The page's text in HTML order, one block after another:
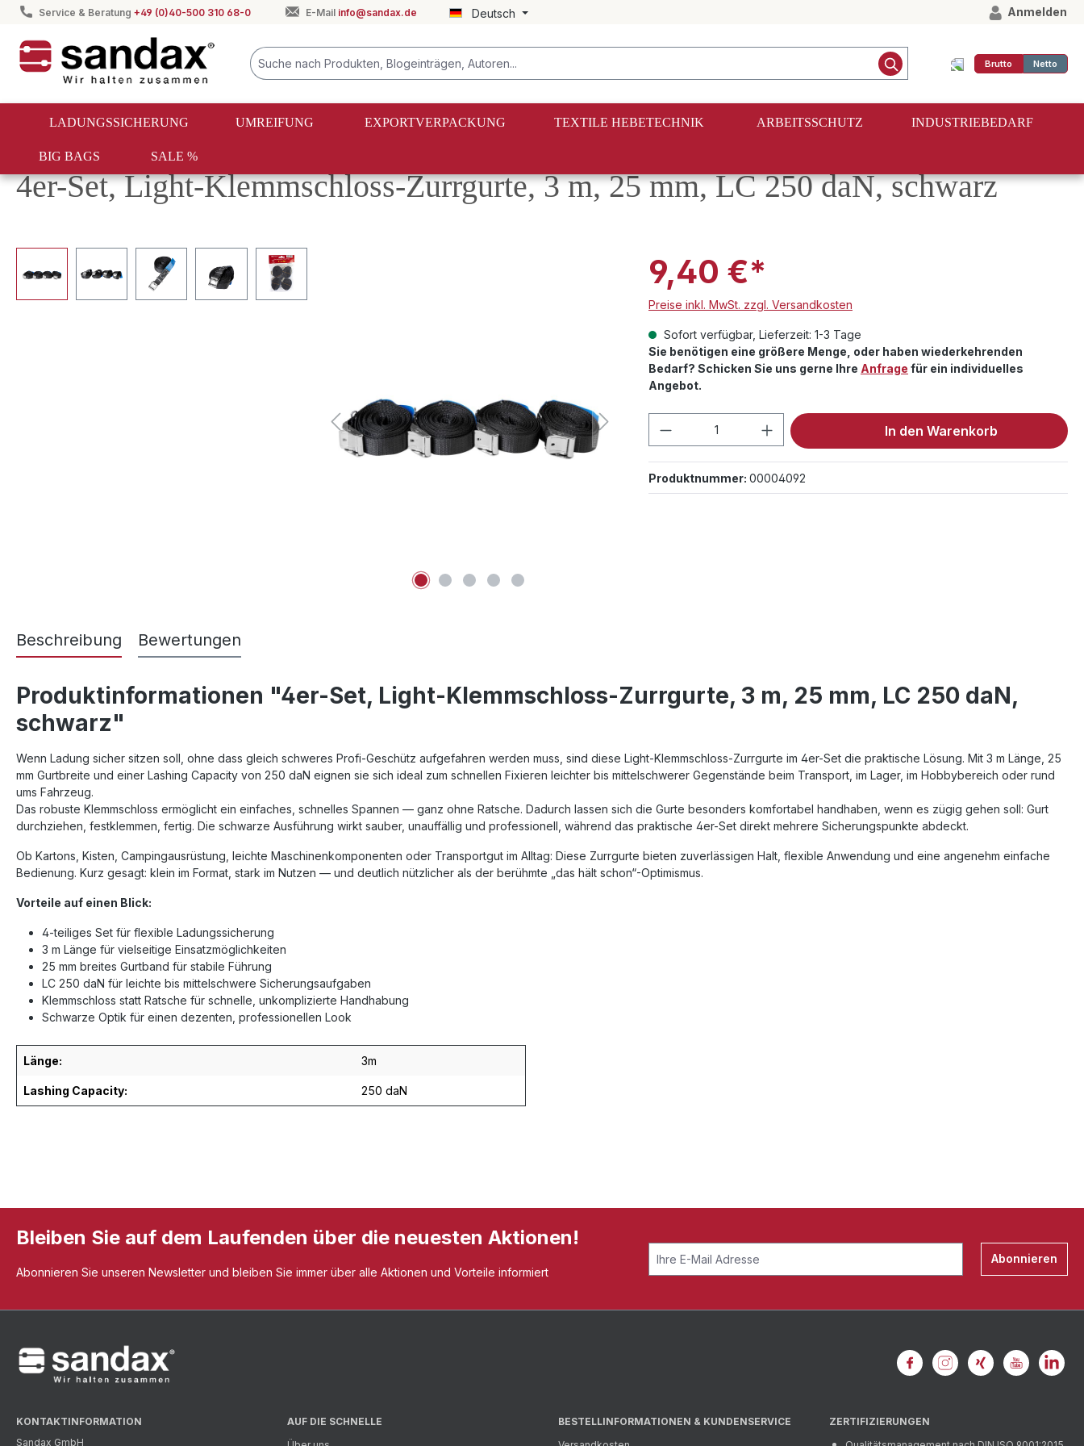
Zur Hauptnavigation springen
Service & Beratung +49 (0)40-500 310 68-0 E-Mail info@sandax.de Deutsch Anmelden
Brutto Netto
LADUNGSSICHERUNG UMREIFUNG EXPORTVERPACKUNG TEXTILE HEBETECHNIK ARBEITSSCHUTZ INDUSTRIEBEDARF
BIG BAGS SALE %
Ladungssicherung Zurrgurte
4er-Set, Light-Klemmschloss-Zurrgurte, 3 m, 25 mm, LC 250 daN, schwarz
Bildergalerie überspringen 9,40 €*
Preise inkl. MwSt. zzgl. Versandkosten
Sofort verfügbar, Lieferzeit: 1-3 Tage
Sie benötigen eine größere Menge, oder haben wiederkehrenden
Bedarf? Schicken Sie uns gerne Ihre Anfrage für ein individuelles
Angebot.
Produkt Anzahl: Gib den gewünschten Wert
In den Warenkorb
Produktnummer: 00004092
Beschreibung Bewertungen
Produktinformationen "4er-Set, Light-Klemmschloss-Zurrgurte, 3 m, 25 mm, LC 250 daN,
schwarz"
Wenn Ladung sicher sitzen soll, ohne dass gleich schweres Profi-Geschütz aufgefahren werden muss, sind diese Light-Klemmschloss-Zurrgurte im 4er-Set die praktische Lösung. Mit 3 m Länge, 25
mm Gurtbreite und einer Lashing Capacity von 250 daN eignen sie sich ideal zum schnellen Fixieren leichter bis mittelschwerer Gegenstände beim Transport, im Lager, im Hobbybereich oder rund
ums Fahrzeug.
Das robuste Klemmschloss ermöglicht ein einfaches, schnelles Spannen — ganz ohne Ratsche. Dadurch lassen sich die Gurte besonders komfortabel handhaben, wenn es zügig gehen soll: Gurt
durchziehen, festklemmen, fertig. Die schwarze Ausführung wirkt sauber, unauffällig und professionell, während das praktische 4er-Set direkt mehrere Sicherungspunkte abdeckt.
Ob Kartons, Kisten, Campingausrüstung, leichte Maschinenkomponenten oder Transportgut im Alltag: Diese Zurrgurte bieten zuverlässigen Halt, flexible Anwendung und eine angenehm einfache
Bedienung. Kurz gesagt: klein im Format, stark im Nutzen — und deutlich nützlicher als der berühmte „das hält schon“-Optimismus.
Vorteile auf einen Blick:
4-teiliges Set für flexible Ladungssicherung
3 m Länge für vielseitige Einsatzmöglichkeiten
25 mm breites Gurtband für stabile Führung
LC 250 daN für leichte bis mittelschwere Sicherungsaufgaben
Klemmschloss statt Ratsche für schnelle, unkomplizierte Handhabung
Schwarze Optik für einen dezenten, professionellen Look
Länge: 3m
Lashing Capacity: 250 daN
Bleiben Sie auf dem Laufenden über die neuesten Aktionen!
Abonnieren Sie unseren Newsletter und bleiben Sie immer über alle Aktionen und Vorteile informiert
Abonnieren
KONTAKTINFORMATION
Sandax GmbH
AUF DIE SCHNELLE
BESTELLINFORMATIONEN & KUNDENSERVICE
ZERTIFIZIERUNGEN